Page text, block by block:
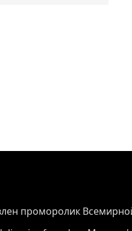
проморолик